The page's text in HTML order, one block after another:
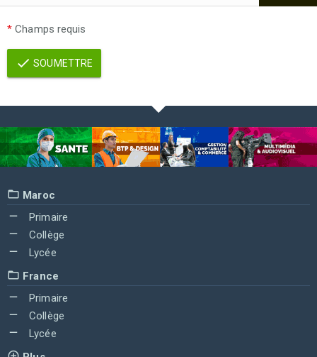
* Champs requis
SOUMETTRE
Maroc
Primaire
Collège
Lycée
France
Primaire
Collège
Lycée